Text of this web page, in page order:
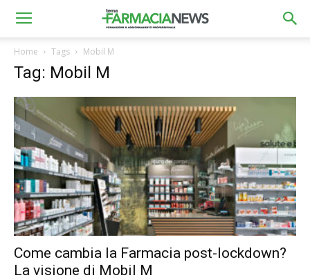
Home Tags Mobil M
Tag: Mobil M
Come cambia la Farmacia post-lockdown?
La visione di Mobil M